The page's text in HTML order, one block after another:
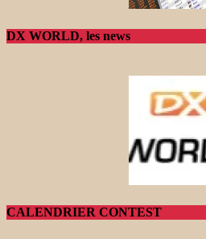
DX WORLD, les news
CALENDRIER CONTEST